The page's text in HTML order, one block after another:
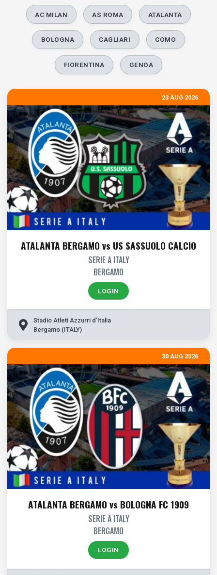
AC MILAN AS ROMA ATALANTA
BOLOGNA CAGLIARI COMO
FIORENTINA GENOA
23 AUG 2026
ATALANTA BERGAMO vs US SASSUOLO CALCIO
SERIE A ITALY
BERGAMO
LOGIN
Stadio Atleti Azzurri d'Italia
Bergamo (ITALY)
30 AUG 2026
ATALANTA BERGAMO vs BOLOGNA FC 1909
SERIE A ITALY
BERGAMO
LOGIN